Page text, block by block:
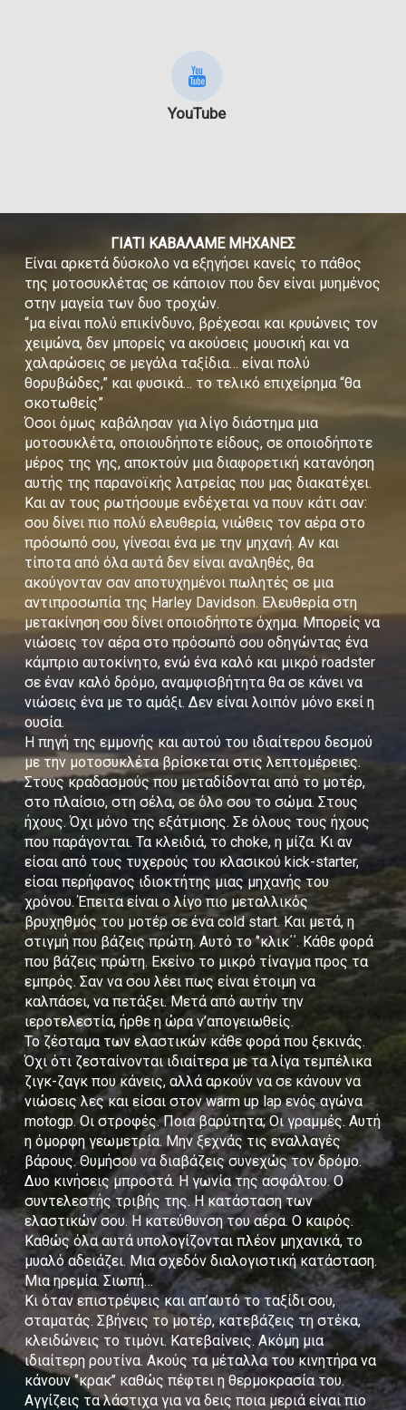
YouTube
ΓΙΑΤΙ ΚΑΒΑΛΑΜΕ ΜΗΧΑΝΕΣ
Είναι αρκετά δύσκολο να εξηγήσει κανείς το πάθος
της μοτοσυκλέτας σε κάποιον που δεν είναι μυημένος
στην μαγεία των δυο τροχών.
“μα είναι πολύ επικίνδυνο, βρέχεσαι και κρυώνεις τον
χειμώνα, δεν μπορείς να ακούσεις μουσική και να
χαλαρώσεις σε μεγάλα ταξίδια… είναι πολύ
θορυβώδες,” και φυσικά… το τελικό επιχείρημα “θα
σκοτωθείς”
Όσοι όμως καβάλησαν για λίγο διάστημα μια
μοτοσυκλέτα, οποιουδήποτε είδους, σε οποιοδήποτε
μέρος της γης, αποκτούν μια διαφορετική κατανόηση
αυτής της παρανοϊκής λατρείας που μας διακατέχει.
Και αν τους ρωτήσουμε ενδέχεται να πουν κάτι σαν:
σου δίνει πιο πολύ ελευθερία, νιώθεις τον αέρα στο
πρόσωπό σου, γίνεσαι ένα με την μηχανή. Αν και
τίποτα από όλα αυτά δεν είναι αναληθές, θα
ακούγονταν σαν αποτυχημένοι πωλητές σε μια
αντιπροσωπία της Harley Davidson. Ελευθερία στη
μετακίνηση σου δίνει οποιοδήποτε όχημα. Μπορείς να
νιώσεις τον αέρα στο πρόσωπό σου οδηγώντας ένα
κάμπριο αυτοκίνητο, ενώ ένα καλό και μικρό roadster
σε έναν καλό δρόμο, αναμφισβήτητα θα σε κάνει να
νιώσεις ένα με το αμάξι. Δεν είναι λοιπόν μόνο εκεί η
ουσία.
Η πηγή της εμμονής και αυτού του ιδιαίτερου δεσμού
με την μοτοσυκλέτα βρίσκεται στις λεπτομέρειες.
Στους κραδασμούς που μεταδίδονται από το μοτέρ,
στο πλαίσιο, στη σέλα, σε όλο σου το σώμα. Στους
ήχους. Όχι μόνο της εξάτμισης. Σε όλους τους ήχους
που παράγονται. Τα κλειδιά, το choke, η μίζα. Κι αν
είσαι από τους τυχερούς του κλασικού kick-starter,
είσαι περήφανος ιδιοκτήτης μιας μηχανής του
χρόνου. Έπειτα είναι ο λίγο πιο μεταλλικός
βρυχηθμός του μοτέρ σε ένα cold start. Και μετά, η
στιγμή που βάζεις πρώτη. Αυτό το ‘’κλικ΄΄. Κάθε φορά
που βάζεις πρώτη. Εκείνο το μικρό τίναγμα προς τα
εμπρός. Σαν να σου λέει πως είναι έτοιμη να
καλπάσει, να πετάξει. Μετά από αυτήν την
ιεροτελεστία, ήρθε η ώρα ν’απογειωθείς.
Το ζέσταμα των ελαστικών κάθε φορά που ξεκινάς.
Όχι ότι ζεσταίνονται ιδιαίτερα με τα λίγα τεμπέλικα
ζιγκ-ζαγκ που κάνεις, αλλά αρκούν να σε κάνουν να
νιώσεις λες και είσαι στον warm up lap ενός αγώνα
motogp. Οι στροφές. Ποια βαρύτητα; Οι γραμμές. Αυτή
η όμορφη γεωμετρία. Μην ξεχνάς τις εναλλαγές
βάρους. Θυμήσου να διαβάζεις συνεχώς τον δρόμο.
Δυο κινήσεις μπροστά. Η γωνία της ασφάλτου. Ο
συντελεστής τριβής της. Η κατάσταση των
ελαστικών σου. Η κατεύθυνση του αέρα. Ο καιρός.
Καθώς όλα αυτά υπολογίζονται πλέον μηχανικά, το
μυαλό αδειάζει. Μια σχεδόν διαλογιστική κατάσταση.
Μια ηρεμία. Σιωπή…
Κι όταν επιστρέψεις και απ’αυτό το ταξίδι σου,
σταματάς. Σβήνεις το μοτέρ, κατεβάζεις τη στέκα,
κλειδώνεις το τιμόνι. Κατεβαίνεις. Ακόμη μια
ιδιαίτερη ρουτίνα. Ακούς τα μέταλλα του κινητήρα να
κάνουν ‘’κρακ’’ καθώς πέφτει η θερμοκρασία του.
Αγγίζεις τα λάστιχα για να δεις ποια μεριά είναι πιο